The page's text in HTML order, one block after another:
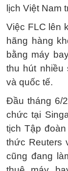
lịch Việt Nam
Việc FLC lên
hãng hàng
bằng máy
thu hút
và quốc tế.
Đầu tháng 6/
chức tại
tịch Tập
thức Reuters
cũng đang